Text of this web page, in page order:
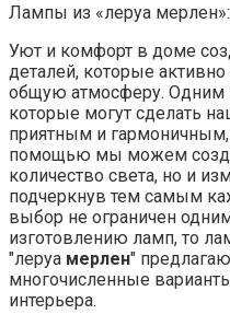
Лампы из «леруа
Уют и комфорт в доме
деталей, которые
общую атмосферу. Одним
которые могут сделать
приятным и
помощью мы можем
количество света, но и
подчеркнув тем самым
выбор не ограничен
изготовлению ламп, то
"леруа мерлен"
многочисленные
интерьера.